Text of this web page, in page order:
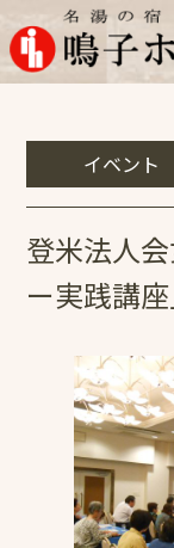
イベント
登米法人
ー実践講座